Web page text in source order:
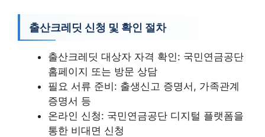
출산크레딧 신청 및 확인 절차
출산크레딧 대상자 자격 확인: 국민연금공단
홈페이지 또는 방문 상담
필요 서류 준비: 출생신고 증명서, 가족관계
증명서 등
온라인 신청: 국민연금공단 디지털 플랫폼을
통한 비대면 신청